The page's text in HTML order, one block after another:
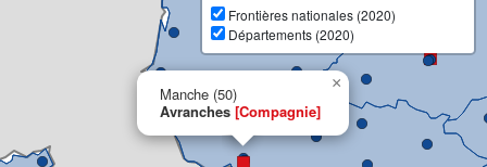
Manche (50)
Avranches [Compagnie]
×
Frontières nationales (2020)
Départements (2020)